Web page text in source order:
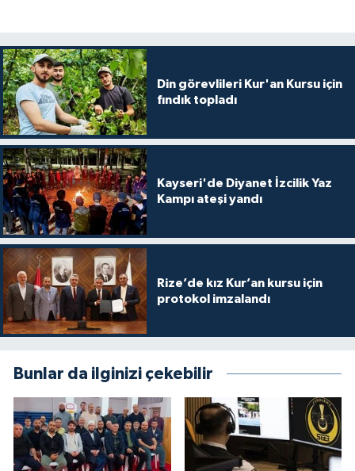
Din görevlileri Kur'an Kursu için
fındık topladı
Kayseri'de Diyanet İzcilik Yaz
Kampı ateşi yandı
Rize’de kız Kur’an kursu için
protokol imzalandı
Bunlar da ilginizi çekebilir
Kahramanmaraş Müftülüğü
Karabük Müftülüğü
Karaman Müftülüğü
Kars Müftülüğü
Kastamonu Müftülüğü
Kayseri Müftülüğü
Kilis Müftülüğü
Kırıkkale Müftülüğü
Kırklareli Müftülüğü
Kırşehir Müftülüğü
Kocaeli Müftülüğü